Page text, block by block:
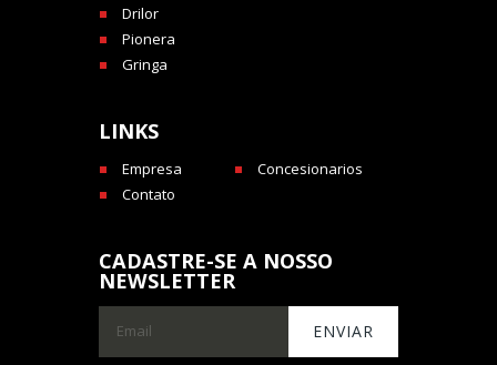
Drilor
Pionera
Gringa
LINKS
Empresa
Concesionarios
Contato
CADASTRE-SE A NOSSO
NEWSLETTER